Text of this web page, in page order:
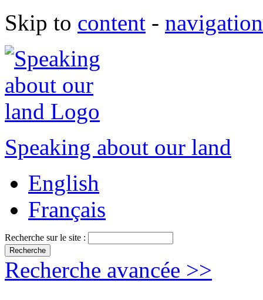
Skip to content - navigation
Speaking about our land
English
Français
Recherche sur le site :
Recherche avancée >>